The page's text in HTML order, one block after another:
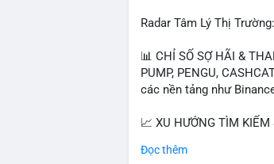
Radar Tâm Lý Thị
📊 CHỈ SỐ SỢ HÃI &
PUMP, PENGU,
các nền tảng như
📈 XU HƯỚNG TÌM KIẾM
đề hấp dẫn. Bàn tán về
Đọc thêm